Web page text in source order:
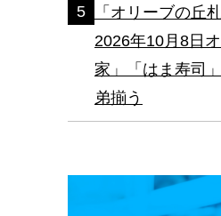
「オリーブの丘
2026年10月8日
家」「はま寿司
弟揃う